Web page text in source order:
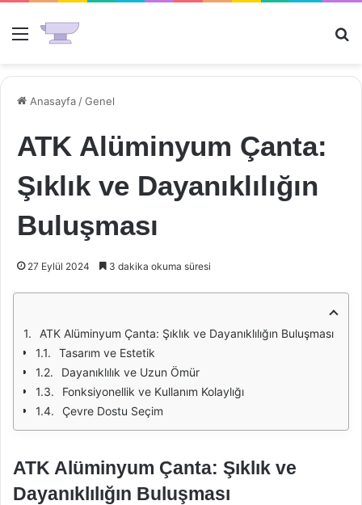
Menü
Anasayfa /Genel
ATK Alüminyum Çanta:
Şıklık ve Dayanıklılığın
Buluşması
27 Eylül 2024 3 dakika okuma süresi
ATK Alüminyum Çanta: Şıklık ve Dayanıklılığın Buluşması
Tasarım ve Estetik
Dayanıklılık ve Uzun Ömür
Fonksiyonellik ve Kullanım Kolaylığı
Çevre Dostu Seçim
ATK Alüminyum Çanta: Şıklık ve
Dayanıklılığın Buluşması